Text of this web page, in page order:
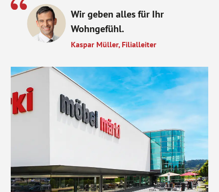
Wir geben alles für Ihr
Wohngefühl.
Kaspar Müller, Filialleiter